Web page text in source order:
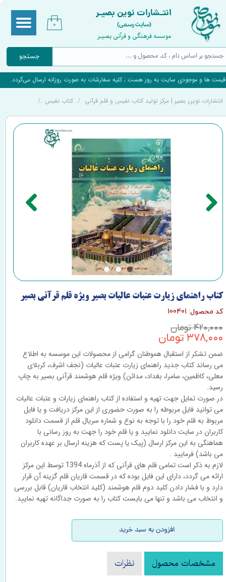
جستجو
۰
انتـشارات نوین بصیـر
موسسه فرهنگی و قرآنی بصیـر
(سایت رسمی)
قیمت ها و موجودی سایت به روز هست ; کلیه سفارشات به صورت روزانه ارسال می‌گردد.
انتشارات نوین بصیر | مرکز تولید کتاب نفیس و قلم قرآنی کتاب نفیس
کتاب راهنمای زیارت عتبات عالیات بصیر ویژه قلم قرآنی بصیر
کد محصول: 100401
۴۲۰,۰۰۰ تومان
۳۷۸,۰۰۰ تومان
ضمن تشکر از استقبال هموطنان گرامی از محصولات این موسسه به اطلاع
می رساند کتاب جدید راهنمای زیارت عتبات عالیات (نجف اشرف، کربلای
معلی، کاظمین، سامرا، بغداد، مدائن) ویژه قلم هوشمند قرآنی بصیر به چاپ
رسید.
در صورت تمایل جهت تهیه و استفاده از کتاب راهنمای زیارات و عتبات عالیات
می توانید فایل مربوطه را به صورت حضوری از این مرکز دریافت و یا فایل
مربوط به قلم خود را با توجه به نوع و شماره سریال قلم از قسمت دانلود
کاربران در سایت دانلود نمایید و یا قلم خود را جهت به روز رسانی با
هماهنگی به این مرکز ارسال (پیک یا پست که هزینه ارسال بر عهده کاربران
می باشد) فرمایید .
لازم به ذکر است تمامی قلم های قرآنی که از آذرماه 1394 توسط این مرکز
ارائه می گردد، دارای این فایل بوده که در قسمت قاریان قلم گزینه آن قرار
دارد و با فشار دادن کلید دوم قلم هوشمند (کلید انتخاب قاریان) قابل بررسی
و انتخاب می باشد و تنها می بایست کتاب را به صورت جداگانه تهیه نمایید.
افزودن به سبد خرید
مشخصات محصول نظرات